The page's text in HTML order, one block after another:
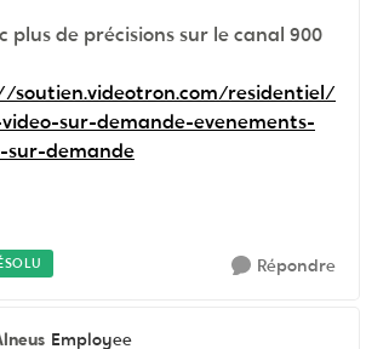
plus de précisions sur le canal 900
soutien.videotron.com/residentiel/
sur-demande-evenements-
sur-demande
Répondre
Employee